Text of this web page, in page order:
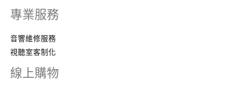
專業服務
音響維修服務
視聽室客制化
線上購物